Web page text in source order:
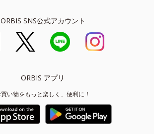
ORBIS SNS公式アカウント
ORBIS アプリ
い物をもっと楽しく、便利に！